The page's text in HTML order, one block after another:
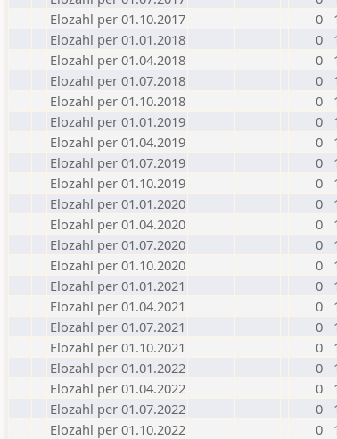
Elozahl per 01.10.2017
0
Elozahl per 01.01.2018
0
Elozahl per 01.04.2018
0
Elozahl per 01.07.2018
0
Elozahl per 01.10.2018
0
Elozahl per 01.01.2019
0
Elozahl per 01.04.2019
0
Elozahl per 01.07.2019
0
Elozahl per 01.10.2019
0
Elozahl per 01.01.2020
0
Elozahl per 01.04.2020
0
Elozahl per 01.07.2020
0
Elozahl per 01.10.2020
0
Elozahl per 01.01.2021
0
Elozahl per 01.04.2021
0
Elozahl per 01.07.2021
0
Elozahl per 01.10.2021
0
Elozahl per 01.01.2022
0
Elozahl per 01.04.2022
0
Elozahl per 01.07.2022
0
Elozahl per 01.10.2022
0